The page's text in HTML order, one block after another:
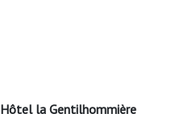
la Gentilhommière